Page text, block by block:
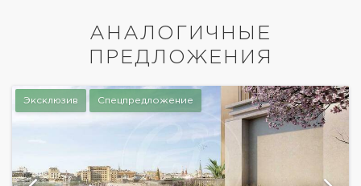
АНАЛОГИЧНЫЕ
ПРЕДЛОЖЕНИЯ
Эксклюзив Спецпредложение